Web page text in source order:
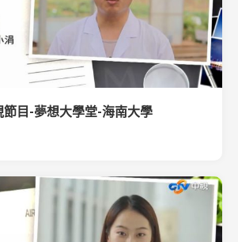
目-夢想大學堂-海南大學